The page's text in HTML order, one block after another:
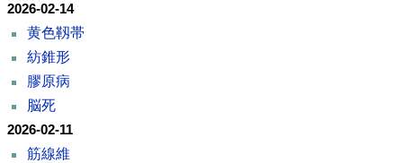
2026-02-14
黄色靱帯
紡錐形
膠原病
脳死
2026-02-11
筋線維